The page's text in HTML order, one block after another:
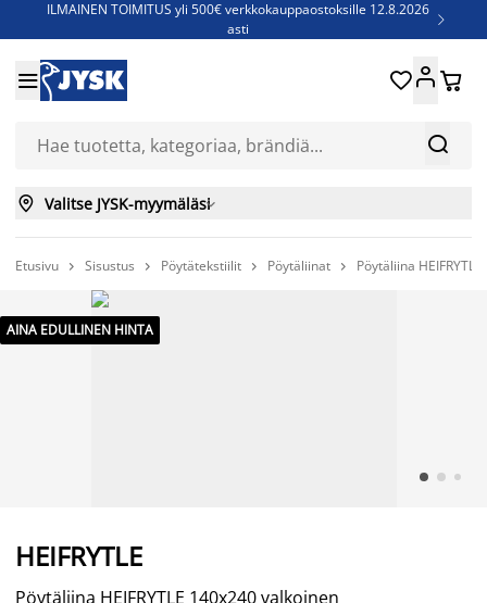
ILMAINEN TOIMITUS yli 500€ verkkokauppaostoksille 12.8.2026
asti

Jenkkisänkyjä - Säästä jopa 60%


 
 Valitse JYSK-myymäläsi
Etusivu  Sisustus  Pöytätekstiilit  Pöytäliinat  Pöytäliina
AINA EDULLINEN HINTA
HEIFRYTLE
Pöytäliina HEIFRYTLE 140x240 valkoinen